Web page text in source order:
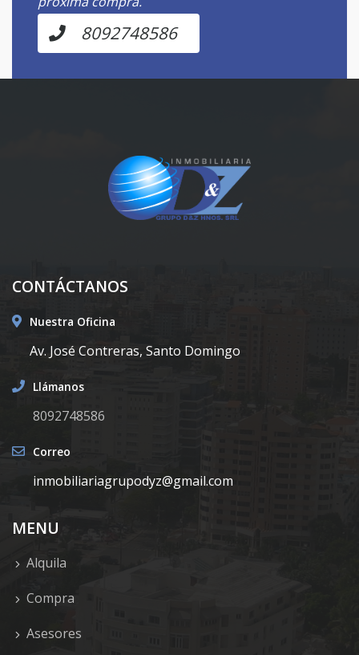
8092748586
CONTÁCTANOS
Nuestra Oficina
Av. José Contreras, Santo Domingo
Llámanos
8092748586
Correo
inmobiliariagrupodyz@gmail.com
MENU
Alquila
Compra
Asesores